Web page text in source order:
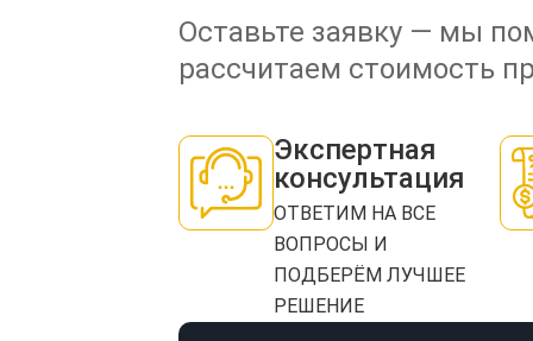
Оставьте заявку — мы
рассчитаем стоимость
Экспертная
консультация
ОТВЕТИМ НА ВСЕ
ВОПРОСЫ И
ПОДБЕРЁМ ЛУЧШЕЕ
РЕШЕНИЕ